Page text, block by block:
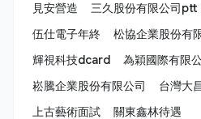
見安營造
三久股份有限公司ptt
伍仕電子年終
松協企業股份有
輝視科技dcard
為穎國際有限
崧騰企業股份有限公司
台灣大
上古藝術面試
關東鑫林待遇